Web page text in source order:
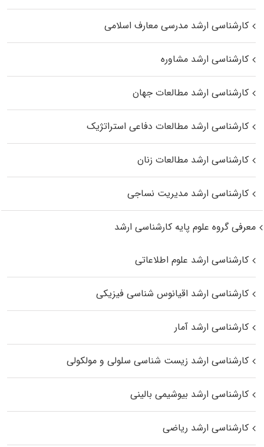
کارشناسی ارشد مدرسی معارف اسلامی
کارشناسی ارشد مشاوره
کارشناسی ارشد مطالعات جهان
کارشناسی ارشد مطالعات دفاعی استراتژیک
کارشناسی ارشد مطالعات زنان
کارشناسی ارشد مدیریت نساجی
معرفی گروه علوم پایه کارشناسی ارشد
کارشناسی ارشد علوم اطلاعاتی
کارشناسی ارشد اقیانوس‌ شناسی فیزیکی
کارشناسی ارشد آمار
کارشناسی ارشد زیست شناسی سلولی و مولکولی
کارشناسی ارشد بیوشیمی بالینی
کارشناسی ارشد ریاضی